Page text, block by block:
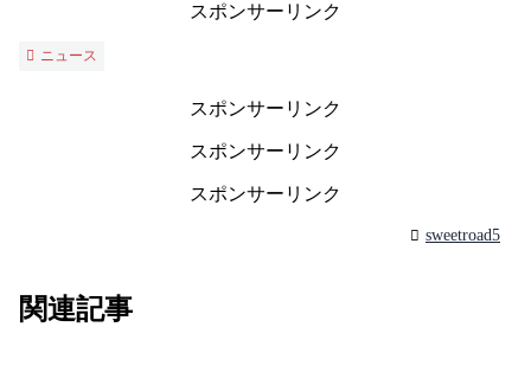
スポンサーリンク
ニュース
スポンサーリンク
スポンサーリンク
スポンサーリンク
sweetroad5
関連記事